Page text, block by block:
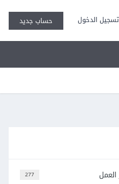
تسجيل الدخول حساب جديد
277 العمل